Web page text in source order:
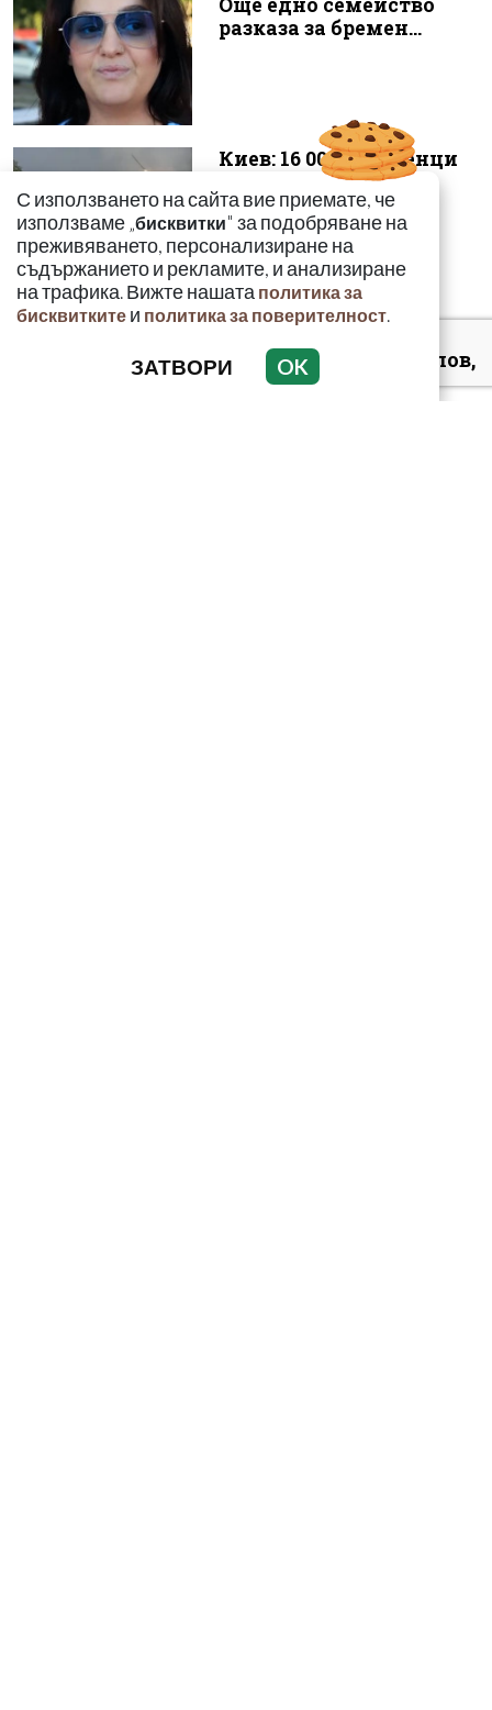
разказа за бремен...
Киев: 16 000 чужденци
се сражават в
украинските
въоръжени сили
Д-р Християн Даскалов,
експерт по
С използването на сайта вие приемате, че
използваме „бисквитки" за подобряване на
преживяването, персонализиране на
съдържанието и рекламите, и анализиране
на трафика. Вижте нашата политика за
бисквитките и политика за поверителност.
ЗАТВОРИ OK